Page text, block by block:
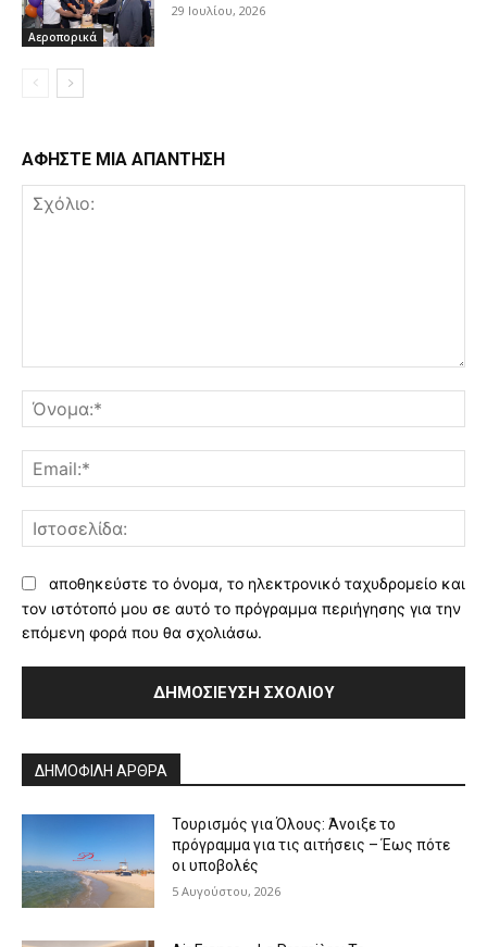
Αεροπορικά
29 Ιουλίου, 2026
ΑΦΗΣΤΕ ΜΙΑ ΑΠΑΝΤΗΣΗ
αποθηκεύστε το όνομα, το ηλεκτρονικό ταχυδρομείο και
τον ιστότοπό μου σε αυτό το πρόγραμμα περιήγησης για την
επόμενη φορά που θα σχολιάσω.
ΔΗΜΟΦΙΛΗ ΑΡΘΡΑ
Τουρισμός για Όλους: Άνοιξε το
πρόγραμμα για τις αιτήσεις – Έως πότε
οι υποβολές
5 Αυγούστου, 2026